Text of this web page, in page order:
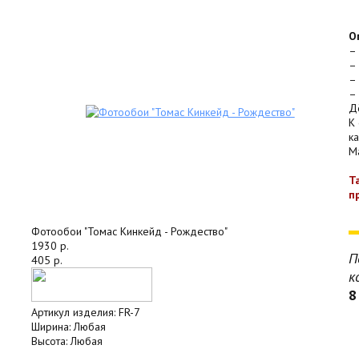
Фотообои "Томас Кинкейд - Рождество"
1930 р.
405 р.
Артикул изделия:FR-7
Ширина:Любая
Высота:Любая
–
–
–
–
К